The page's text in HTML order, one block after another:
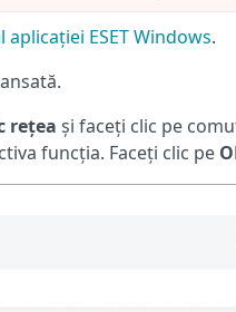
ESET Windows.
rețea și faceți clic pe
funcția. Faceți clic pe